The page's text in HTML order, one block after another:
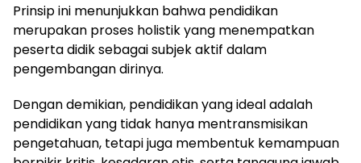
Prinsip ini menunjukkan bahwa pendidikan
merupakan proses holistik yang menempatkan
peserta didik sebagai subjek aktif dalam
pengembangan dirinya.
Dengan demikian, pendidikan yang ideal adalah
pendidikan yang tidak hanya mentransmisikan
pengetahuan, tetapi juga membentuk kemampuan